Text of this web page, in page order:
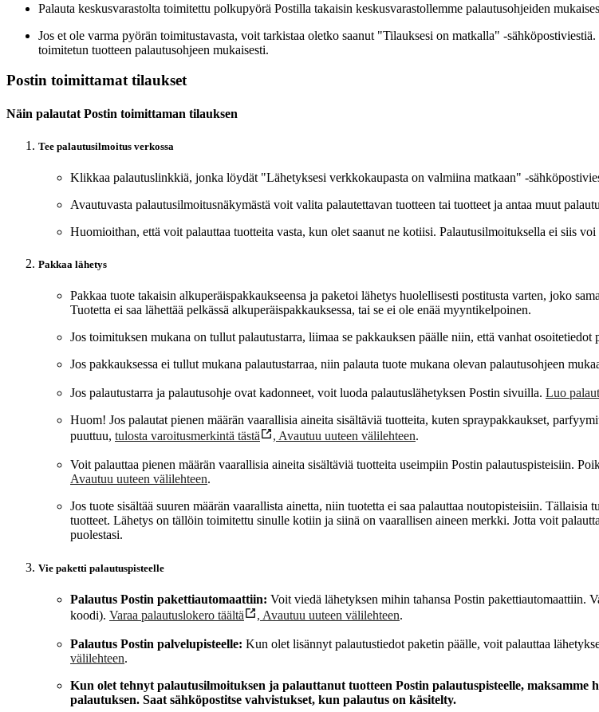
Palauta keskusvarastolta toimitettu polkupyörä Postilla takaisin keskusvarastollemme palautusohjeiden
Jos et ole varma pyörän toimitustavasta, voit tarkistaa oletko saanut "Tilauksesi on matkalla" -
toimitetun tuotteen palautusohjeen mukaisesti.
Postin toimittamat tilaukset
Näin palautat Postin toimittaman tilauksen
Tee palautusilmoitus verkossa
Klikkaa palautuslinkkiä, jonka löydät "Lähetyksesi verkkokaupasta on valmiina matkaan" -
Avautuvasta palautusilmoitusnäkymästä voit valita palautettavan tuotteen tai tuotteet ja antaa muut
Huomioithan, että voit palauttaa tuotteita vasta, kun olet saanut ne kotiisi. Palautusilmoituksella ei siis
Pakkaa lähetys
Pakkaa tuote takaisin alkuperäispakkaukseensa ja paketoi lähetys huolellisesti postitusta varten, joko
Tuotetta ei saa lähettää pelkässä alkuperäispakkauksessa, tai se ei ole enää myyntikelpoinen.
Jos toimituksen mukana on tullut palautustarra, liimaa se pakkauksen päälle niin, että vanhat osoitetiedot
Jos pakkauksessa ei tullut mukana palautustarraa, niin palauta tuote mukana olevan palautusohjeen
Jos palautustarra ja palautusohje ovat kadonneet, voit luoda palautuslähetyksen Postin sivuilla. Luo
Huom! Jos palautat pienen määrän vaarallisia aineita sisältäviä tuotteita, kuten spraypakkaukset,
puuttuu, tulosta varoitusmerkintä tästä , Avautuu uuteen välilehteen.
Voit palauttaa pienen määrän vaarallisia aineita sisältäviä tuotteita useimpiin Postin palautuspisteisiin.
Avautuu uuteen välilehteen.
Jos tuote sisältää suuren määrän vaarallista ainetta, niin tuotetta ei saa palauttaa noutopisteisiin.
tuotteet. Lähetys on tällöin toimitettu sinulle kotiin ja siinä on vaarallisen aineen merkki. Jotta voit
puolestasi.
Vie paketti palautuspisteelle
Palautus Postin pakettiautomaattiin: Voit viedä lähetyksen mihin tahansa Postin pakettiautomaattiin.
koodi). Varaa palautuslokero täältä , Avautuu uuteen välilehteen.
Palautus Postin palvelupisteelle: Kun olet lisännyt palautustiedot paketin päälle, voit palauttaa
välilehteen.
Kun olet tehnyt palautusilmoituksen ja palauttanut tuotteen Postin palautuspisteelle, maksamme
palautuksen. Saat sähköpostitse vahvistukset, kun palautus on käsitelty.